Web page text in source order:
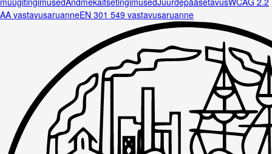
AA vastavusaruanneEN 301 549 vastavusaruanne